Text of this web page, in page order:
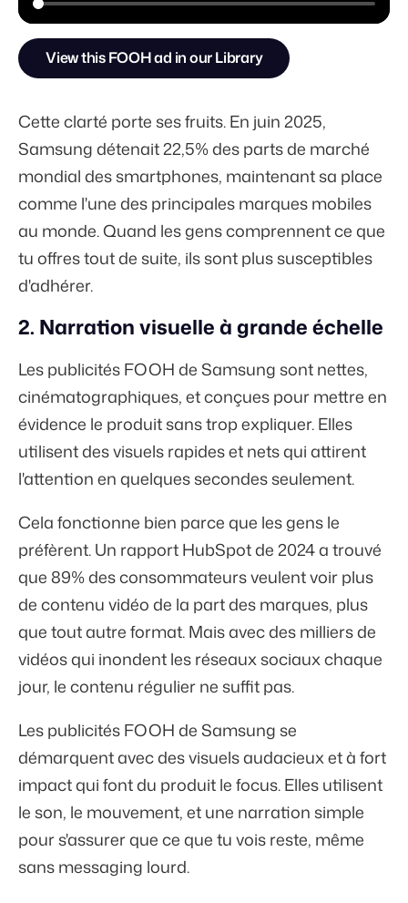
View this FOOH ad in our Library
Cette clarté porte ses fruits. En juin 2025,
Samsung détenait22,5%des parts de marché
mondial des smartphones, maintenant sa place
comme l'une des principales marques mobiles
au monde. Quand les gens comprennent ce que
tu offres tout de suite, ils sont plus susceptibles
d'adhérer.
2. Narration visuelle à grande échelle
Les publicités FOOH de Samsung sont nettes,
cinématographiques, et conçues pour mettre en
évidence le produit sans trop expliquer. Elles
utilisent des visuels rapides et nets qui attirent
l'attention en quelques secondes seulement.
Cela fonctionne bien parce que les gens le
préfèrent. Un rapport HubSpot de 2024 a trouvé
que89%des consommateurs veulent voir plus
de contenu vidéo de la part des marques, plus
que tout autre format. Mais avec des milliers de
vidéos qui inondent les réseaux sociaux chaque
jour, le contenu régulier ne suffit pas.
Les publicités FOOH de Samsung se
démarquent avec des visuels audacieux et à fort
impact qui font du produit le focus. Elles utilisent
le son, le mouvement, et une narration simple
pour s'assurer que ce que tu vois reste, même
sans messaging lourd.